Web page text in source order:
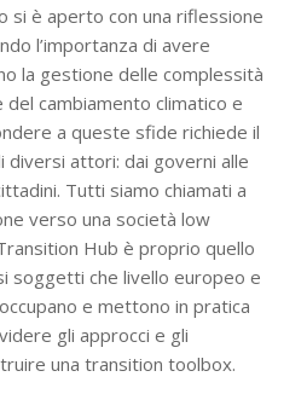
si è aperto con una riflessione
l’importanza di avere
la gestione delle complessità
cambiamento climatico e
a queste sfide richiede il
attori: dai governi alle
Tutti siamo chiamati a
verso una società low
Hub è proprio quello
soggetti che livello europeo e
e mettono in pratica
gli approcci e gli
una transition toolbox.